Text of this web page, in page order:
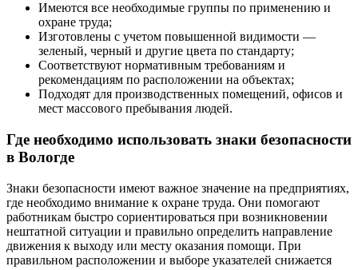
Имеются все необходимые группы по применению и
охране труда;
Изготовлены с учетом повышенной видимости —
зеленый, черный и другие цвета по стандарту;
Соответствуют нормативным требованиям и
рекомендациям по расположении на объектах;
Подходят для производственных помещений, офисов и
мест массового пребывания людей.
Где необходимо использовать знаки безопасности
в Вологде
Знаки безопасности имеют важное значение на предприятиях,
где необходимо внимание к охране труда. Они помогают
работникам быстро сориентироваться при возникновении
нештатной ситуации и правильно определить направление
движения к выходу или месту оказания помощи. При
правильном расположении и выборе указателей снижается